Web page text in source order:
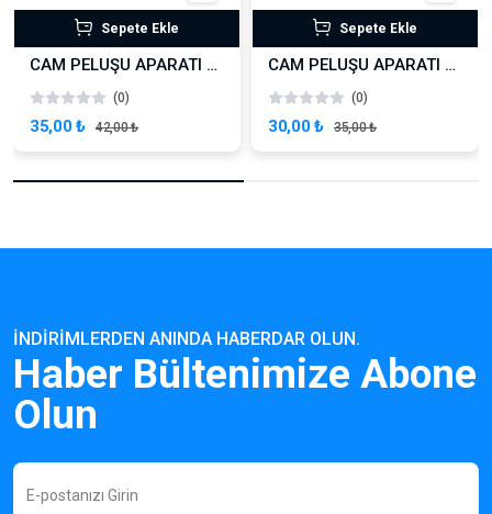
Sepete Ekle
CAM PELUŞU APARATI 45 CM
(0)
35,00 ₺ 42,00 ₺
Sepete Ekle
CAM PELUŞU APARATI 35 CM
(0)
30,00 ₺ 35,00 ₺
İNDIRIMLERDEN ANINDA HABERDAR OLUN.
Haber Bültenimize Abone
Olun